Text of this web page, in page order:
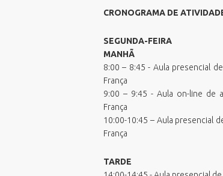
Perguntas Frequentes
Plano Municipal de Educação (PME)
Processos Seletivos
Relatório de Balneabilidade
Empreendedora
Validar Certidão Negativa de
CRONOGRAMA DE
SEGUNDA-FEIRA
MANHÃ
8:00 – 8:45 - Aula presencial
França
9:00 – 9:45 - Aula on-line de
França
10:00-10:45 – Aula presencial
França
TARDE